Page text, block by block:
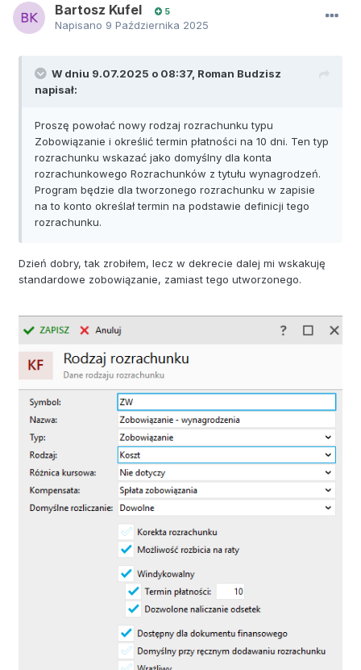
Bartosz Kufel 5
Napisano 9 Października 2025
W dniu 9.07.2025 o 08:37, Roman Budzisz
napisał:
Proszę powołać nowy rodzaj rozrachunku typu
Zobowiązanie i określić termin płatności na 10 dni. Ten typ
rozrachunku wskazać jako domyślny dla konta
rozrachunkowego Rozrachunków z tytułu wynagrodzeń.
Program będzie dla tworzonego rozrachunku w zapisie
na to konto określał termin na podstawie definicji tego
rozrachunku.
Dzień dobry, tak zrobiłem, lecz w dekrecie dalej mi wskakuję
standardowe zobowiązanie, zamiast tego utworzonego.